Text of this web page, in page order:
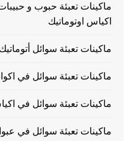
ماكينات تعبئة حبوب و
اكياس اوتوماتيك
ماكينات تعبئة سوائل
ماكينات تعبئة سوائل في
ماكينات تعبئة سوائل في
ماكينات تعبئة سوائل في